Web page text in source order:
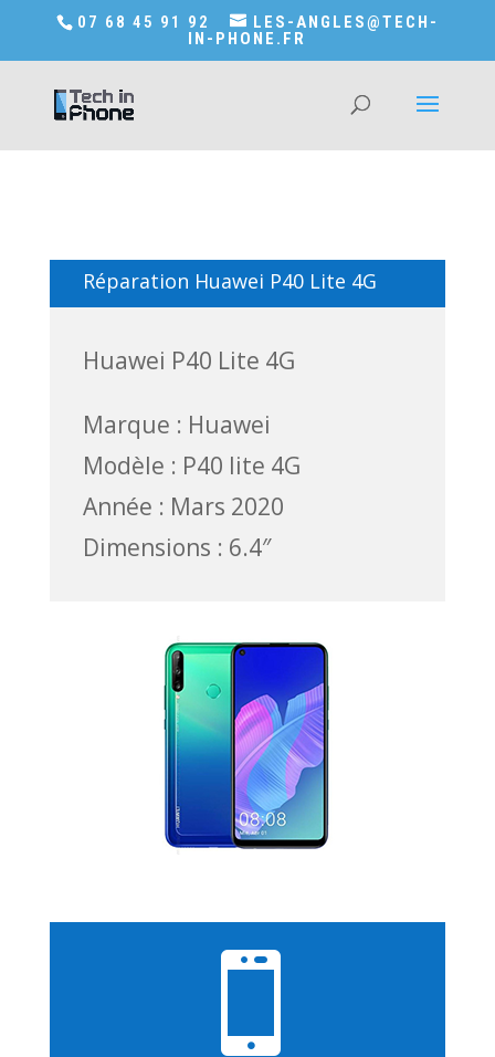
Accédez a Shop-in-tech-in-phone
07 68 45 91 92
LES-ANGLES@TECH-
IN-PHONE.FR
Réparation Huawei P40 Lite 4G
Huawei P40 Lite 4G
Marque : Huawei
Modèle : P40 lite 4G
Année : Mars 2020
Dimensions : 6.4″
